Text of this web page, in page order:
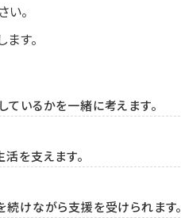
。
す。
いるかを一緒に考えます。
を支えます。
けながら支援を受けられます。